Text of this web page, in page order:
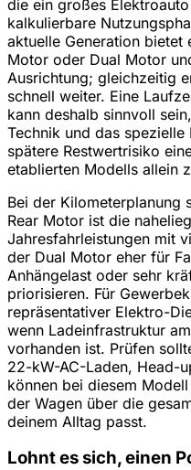
die ein großes
kalkulierbare
aktuelle Generation bietet
Motor oder Dual Motor
Ausrichtung; gleichzeitig
schnell weiter. Eine
kann deshalb sinnvoll
Technik und das
spätere Restwertrisiko
etablierten Modells allein
Bei der Kilometerplanung
Rear Motor ist die
Jahresfahrleistungen mit
der Dual Motor eher für
Anhängelast oder sehr
priorisieren. Für
repräsentativer Elektro-
wenn Ladeinfrastruktur
vorhanden ist. Prüfen
22-kW-AC-Laden, Head-
können bei diesem
der Wagen über die
deinem Alltag passt.
Lohnt es sich, einen